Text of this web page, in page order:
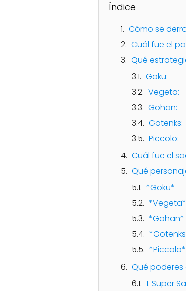
Índice
Cómo se
Cuál fue el
Qué
Goku:
Vegeta:
Gohan:
Gotenks:
Piccolo:
Cuál fue el
Qué
*Goku*
*Vegeta*
*Gohan*
*Piccolo*
Qué poderes
1. Super